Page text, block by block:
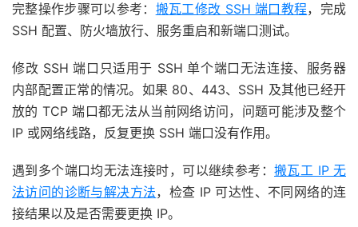
完整操作步骤可以参考： 搬瓦工修改 SSH 端口教程，完成
SSH 配置、防火墙放行、服务重启和新端口测试。
修改 SSH 端口只适用于 SSH 单个端口无法连接、服务器
内部配置正常的情况。如果 80、443、SSH 及其他已经开
放的 TCP 端口都无法从当前网络访问，问题可能涉及整个
IP 或网络线路，反复更换 SSH 端口没有作用。
遇到多个端口均无法连接时，可以继续参考： 搬瓦工 IP 无
法访问的诊断与解决方法，检查 IP 可达性、不同网络的连
接结果以及是否需要更换 IP。